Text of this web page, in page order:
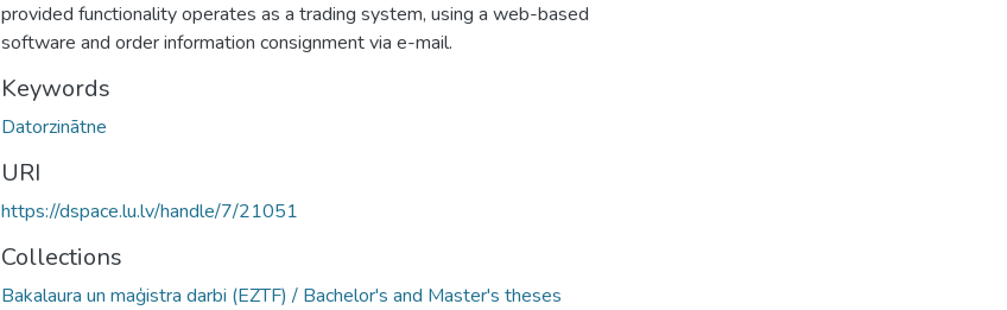
provided functionality operates as a trading system, using a web-based
software and order information consignment via e-mail.
Keywords
Datorzinātne
URI
https://dspace.lu.lv/handle/7/21051
Collections
Bakalaura un maģistra darbi (EZTF) / Bachelor's and Master's theses